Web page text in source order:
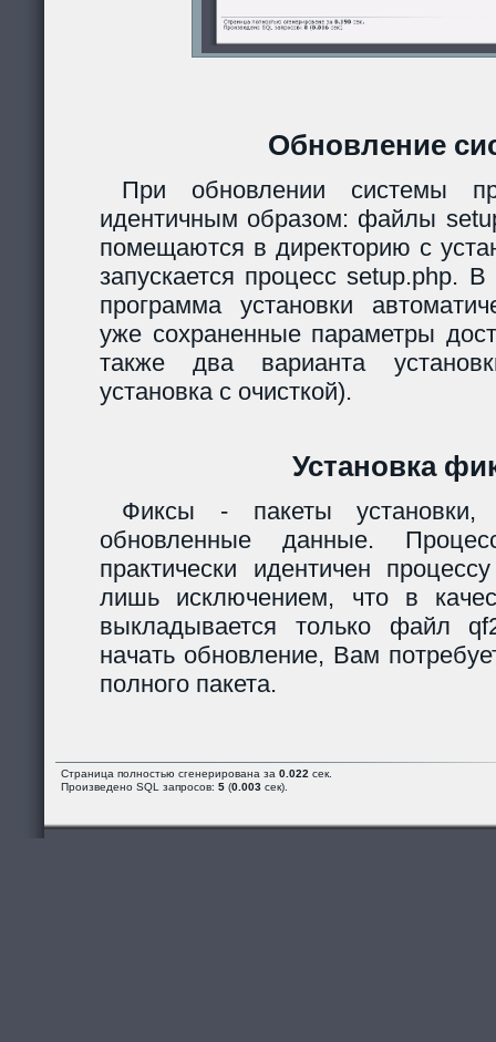
Обновление
При обновлении системы
идентичным образом: файлы
помещаются в директорию с
запускается процесс setup.php.
программа установки
уже сохраненные параметры
также два варианта
установка с очисткой).
Установка
Фиксы - пакеты установки,
обновленные данные.
практически идентичен
лишь исключением, что в
выкладывается только файл
начать обновление, Вам
полного пакета.
Страница полностью сгенерирована за 0.022 сек.
Произведено SQL запросов: 5 (0.003 сек).